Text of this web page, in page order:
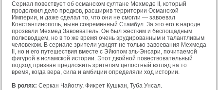
Сериал повествует об османском султане Мехмеде II, который
продолжил дело предков, расширив территории Османской
Империи, и даже сделал то, что они не смогли — завоевал
Константинополь, ныне современный Стамбул. За это его в народе
прозвали Мехмед Завоеватель. Он был жестким и беспощадным
полководцем, но в то же время очень эрудированным и талантливым
человеком. В сериале зрители увидят не только завоевания Мехмеда
II, но и его путешествия вместе с Эйюпом эль-Энсари, почитаемой
фигурой в исламской истории. Этот двойной повествовательный
подход призван предложить зрителям целостный взгляд на то
время, когда вера, сила и амбиции определяли ход истории.
В ролях: Серкан Чайоглу, Фикрет Кушкан, Туба Унсал.